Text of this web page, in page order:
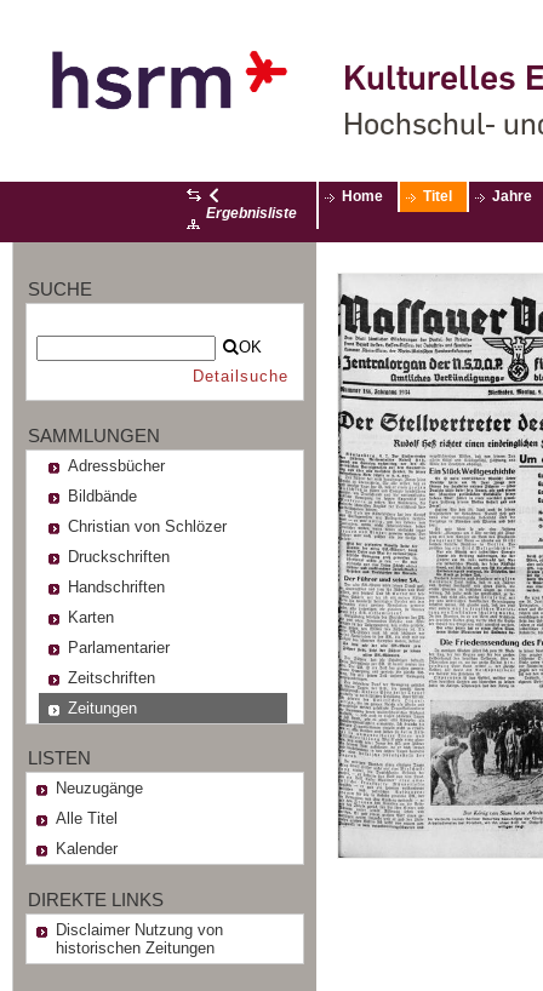
Kulturelles
Hochschul-
Ergebnisliste
Home Titel Jahre
SUCHE
OK
Detailsuche
SAMMLUNGEN
Adressbücher
Bildbände
Christian von Schlözer
Druckschriften
Handschriften
Karten
Parlamentarier
Zeitschriften
Zeitungen
LISTEN
Neuzugänge
Alle Titel
Kalender
DIREKTE LINKS
Disclaimer Nutzung von
historischen Zeitungen